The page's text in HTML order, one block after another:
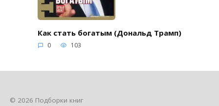
Как стать богатым (Дональд Трамп)
0 103
© 2026 Подборки книг